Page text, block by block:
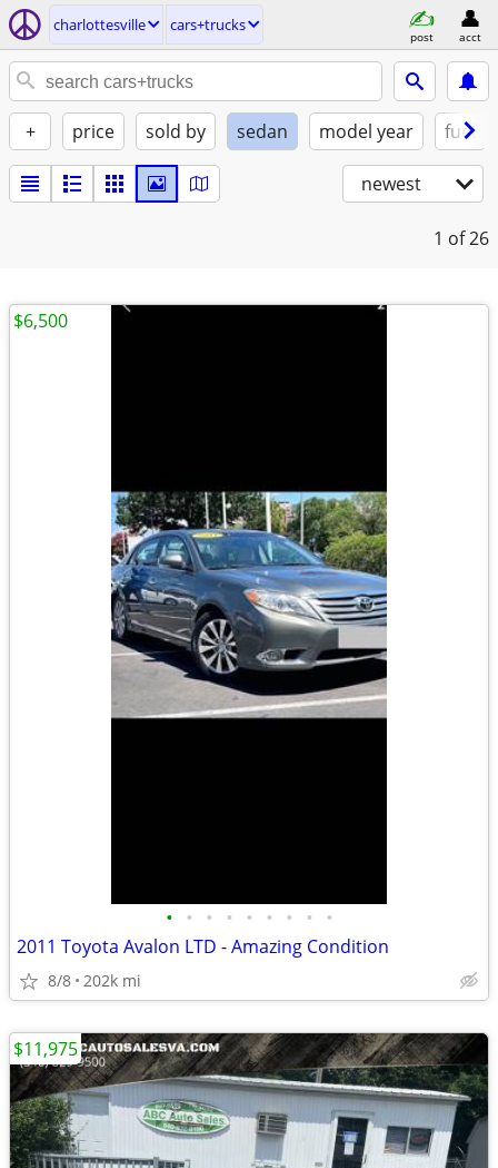
charlottesville cars+trucks
post acct
+ price sold by sedan model year fuel
newest
1 of 26
• • • • • • • • •
2011 Toyota Avalon LTD - Amazing Condition
8/8 202k mi
$6,500
$11,975